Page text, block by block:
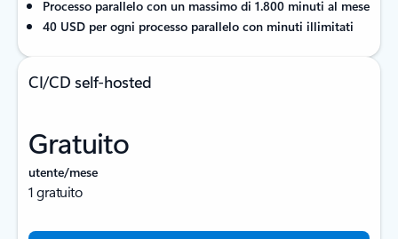
Processo parallelo con un massimo di 1.800 minuti al mese
40 USD per ogni processo parallelo con minuti illimitati
CI/CD self-hosted
Gratuito
utente/mese
1 gratuito